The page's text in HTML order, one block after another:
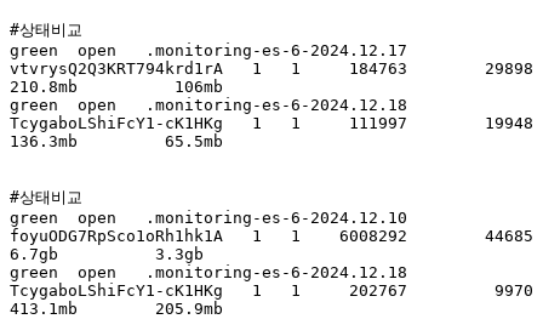
#상태비교
green  open   .monitoring-es-6-2024.12.17
vtvrysQ2Q3KRT794krd1rA   1   1     184763        29898
210.8mb          106mb
green  open   .monitoring-es-6-2024.12.18
TcygaboLShiFcY1-cK1HKg   1   1     111997        19948
136.3mb         65.5mb
#상태비교
green  open   .monitoring-es-6-2024.12.10
foyuODG7RpSco1oRh1hk1A   1   1    6008292        44685
6.7gb          3.3gb
green  open   .monitoring-es-6-2024.12.18
TcygaboLShiFcY1-cK1HKg   1   1     202767         9970
413.1mb        205.9mb